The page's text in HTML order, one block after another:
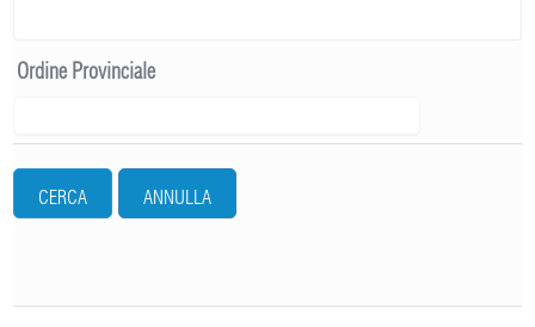
Ordine Provinciale
CERCA ANNULLA